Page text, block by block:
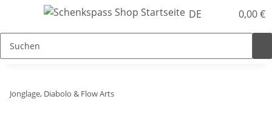
DE 0,00 €
Jonglage, Diabolo & Flow Arts